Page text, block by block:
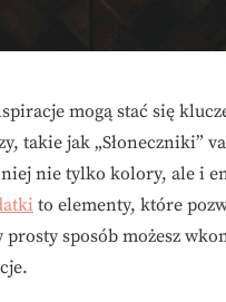
mogą stać się
takie jak „Słoneczniki”
nie tylko kolory, ale i
to elementy, które
sposób możesz